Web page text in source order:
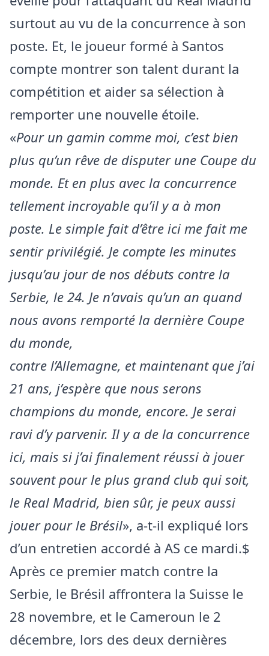
surtout au vu de la concurrence à son
poste. Et, le joueur formé à Santos
compte montrer son talent durant la
compétition et aider sa sélection à
remporter une nouvelle étoile.
«Pour un gamin comme moi, c’est bien
plus qu’un rêve de disputer une Coupe du
monde. Et en plus avec la concurrence
tellement incroyable qu’il y a à mon
poste. Le simple fait d’être ici me fait me
sentir privilégié. Je compte les minutes
jusqu’au jour de nos débuts contre la
Serbie, le 24. Je n’avais qu’un an quand
nous avons remporté la dernière Coupe
du monde,
contre l’Allemagne, et maintenant que j’ai
21 ans, j’espère que nous serons
champions du monde, encore. Je serai
ravi d’y parvenir. Il y a de la concurrence
ici, mais si j’ai finalement réussi à jouer
souvent pour le plus grand club qui soit,
le Real Madrid, bien sûr, je peux aussi
jouer pour le Brésil», a-t-il expliqué lors
d’un entretien accordé à AS ce mardi.$
Après ce premier match contre la
Serbie, le Brésil affrontera la Suisse le
28 novembre, et le Cameroun le 2
décembre, lors des deux dernières